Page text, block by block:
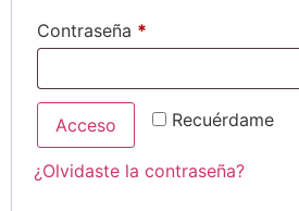
Contraseña *
Recuérdame
Acceso
¿Olvidaste la contraseña?